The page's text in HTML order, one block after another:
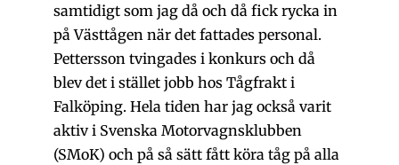
samtidigt som jag då och då fick rycka in
på Västtågen när det fattades personal.
Pettersson tvingades i konkurs och då
blev det i stället jobb hos Tågfrakt i
Falköping. Hela tiden har jag också varit
aktiv i Svenska Motorvagnsklubben
(SMoK) och på så sätt fått köra tåg på alla